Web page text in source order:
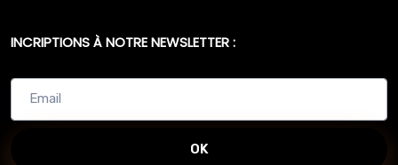
INCRIPTIONS À NOTRE NEWSLETTER :
OK